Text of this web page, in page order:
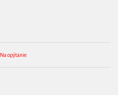
Na opýtanie